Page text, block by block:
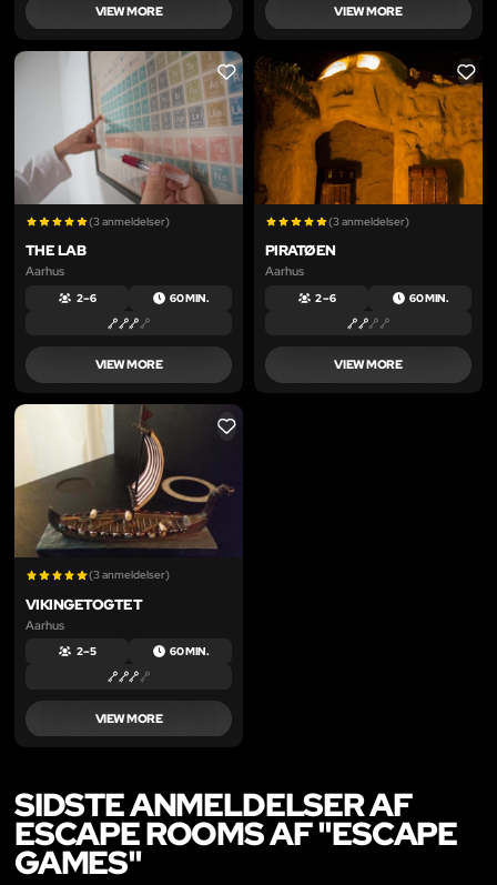
VIEW MORE VIEW MORE
LIKE
(3 anmeldelser)
THE LAB
Aarhus
2 – 6 60 MIN.
VIEW MORE
LIKE
(3 anmeldelser)
PIRATØEN
Aarhus
2 – 6 60 MIN.
VIEW MORE
LIKE
(3 anmeldelser)
VIKINGETOGTET
Aarhus
2 – 5 60 MIN.
VIEW MORE
SIDSTE ANMELDELSER AF
ESCAPE ROOMS AF "ESCAPE
GAMES"